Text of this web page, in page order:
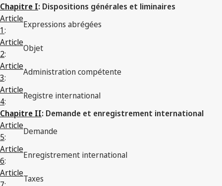
Chapitre I: Dispositions générales et liminaires
Article
1:
Expressions abrégées
Article
2:
Objet
Article
3:
Administration compétente
Article
4:
Registre international
Chapitre II: Demande et enregistrement international
Article
5:
Demande
Article
6:
Enregistrement international
Article
Taxes